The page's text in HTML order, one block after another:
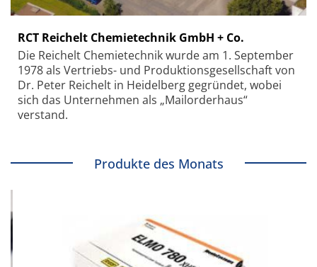
RCT Reichelt Chemietechnik GmbH + Co.
Die Reichelt Chemietechnik wurde am 1. September
1978 als Vertriebs- und Produktionsgesellschaft von
Dr. Peter Reichelt in Heidelberg gegründet, wobei
sich das Unternehmen als „Mailorderhaus“
verstand.
Produkte des Monats